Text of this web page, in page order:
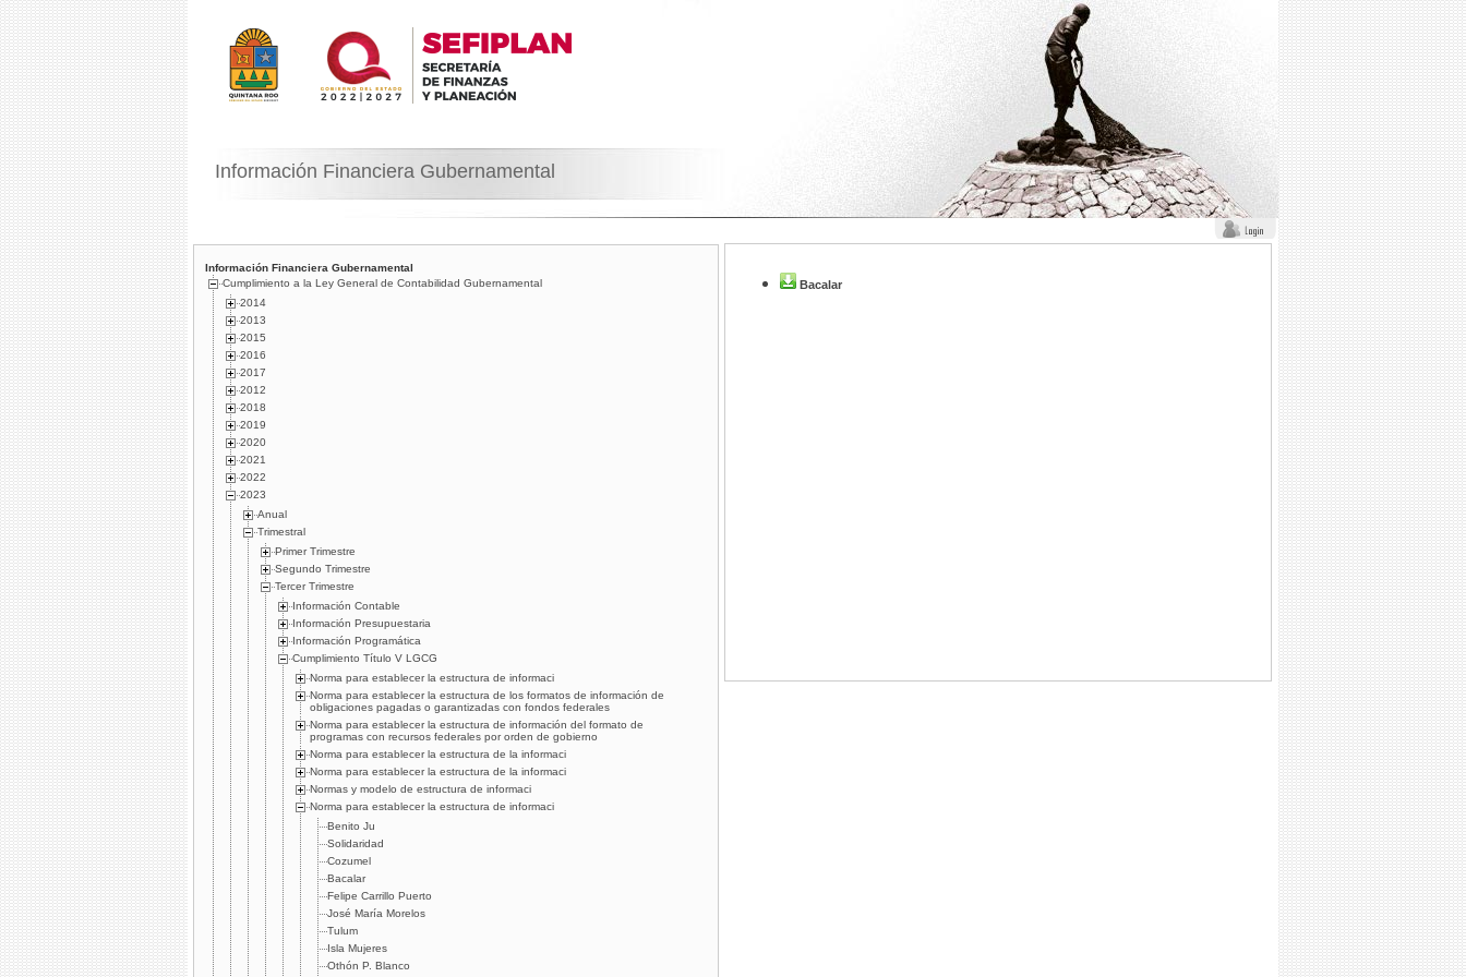
Información Financiera Gubernamental
Información Financiera Gubernamental
Cumplimiento a la Ley General de Contabilidad Gubernamental
2014
2013
2015
2016
2017
2012
2018
2019
2020
2021
2022
2023
Anual
Trimestral
Primer Trimestre
Segundo Trimestre
Tercer Trimestre
Información Contable
Información Presupuestaria
Información Programática
Cumplimiento Tí­tulo V LGCG
Norma para establecer la estructura de informaci
Norma para establecer la estructura de los formatos de información de
obligaciones pagadas o garantizadas con fondos federales
Norma para establecer la estructura de información del formato de
programas con recursos federales por orden de gobierno
Norma para establecer la estructura de la informaci
Norma para establecer la estructura de la informaci
Normas y modelo de estructura de informaci
Norma para establecer la estructura de informaci
Benito Ju
Solidaridad
Cozumel
Bacalar
Felipe Carrillo Puerto
José María Morelos
Tulum
Isla Mujeres
Othón P. Blanco
Bacalar